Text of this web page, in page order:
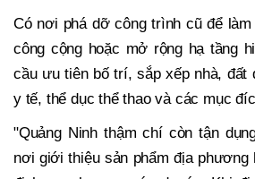
Có nơi phá dỡ công trình cũ để
công cộng hoặc mở rộng hạ tầng
cầu ưu tiên bố trí, sắp xếp nhà, đất
y tế, thể dục thể thao và các mục
"Quảng Ninh thậm chí còn tận
nơi giới thiệu sản phẩm địa